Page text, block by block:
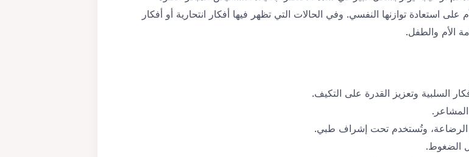
استعادة توازنها النفسي. وفي الحالات التي تظهر فيها أفكار انتحارية أو أفكار
الأم والطفل.
السلبية وتعزيز القدرة على التكيف.
الرضاعة، وتُستخدم تحت إشراف طبي.
الضغوط.